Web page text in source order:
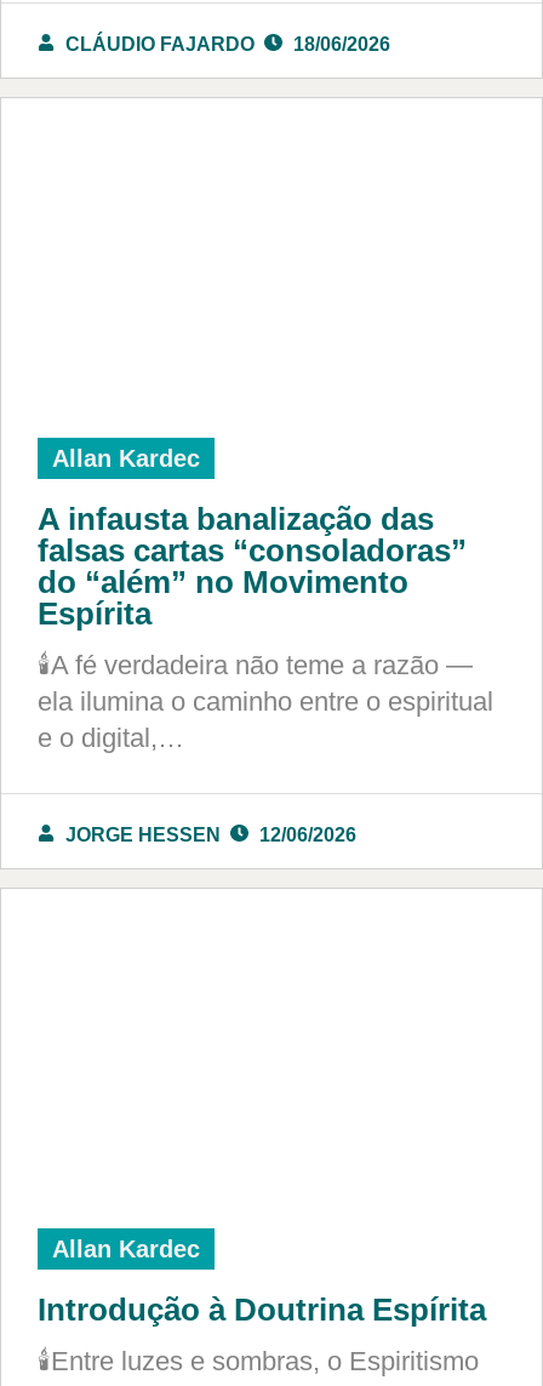
CLÁUDIO FAJARDO 18/06/2026
Allan Kardec
A infausta banalização das
falsas cartas “consoladoras”
do “além” no Movimento
Espírita
🕯️A fé verdadeira não teme a razão —
ela ilumina o caminho entre o espiritual
e o digital,…
JORGE HESSEN 12/06/2026
Allan Kardec
Introdução à Doutrina Espírita
🕯️Entre luzes e sombras, o Espiritismo